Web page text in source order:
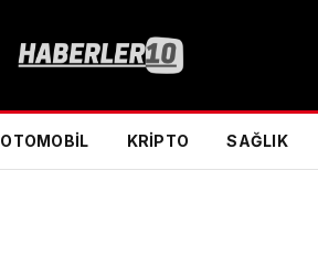
OTOMOBIL KRIPTO SAĞLIK